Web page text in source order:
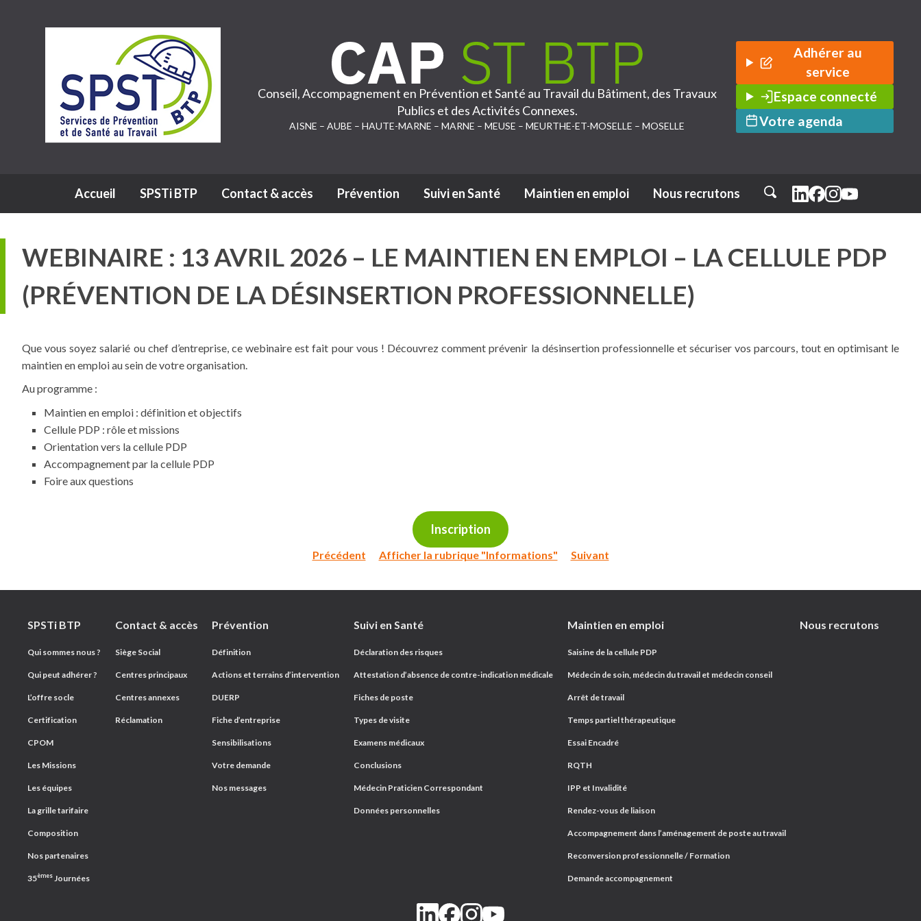
Conseil, Accompagnement en Prévention et Santé au Travail du Bâtiment, des Travaux
Publics et des Activités Connexes.
AISNE – AUBE – HAUTE-MARNE – MARNE – MEUSE – MEURTHE-ET-MOSELLE – MOSELLE
Adhérer au
service
Espace connecté
Votre agenda
Navigation principale
Passer au contenu
Accueil SPSTi BTP Contact & accès Prévention Suivi en Santé Maintien en emploi
Nous recrutons
Rechercher
WEBINAIRE : 13 AVRIL 2026 – LE MAINTIEN EN EMPLOI – LA CELLULE PDP
(PRÉVENTION DE LA DÉSINSERTION PROFESSIONNELLE)
Que vous soyez salarié ou chef d’entreprise, ce webinaire est fait pour vous ! Découvrez comment prévenir la désinsertion professionnelle et sécuriser vos parcours, tout en optimisant le
maintien en emploi au sein de votre organisation.
Au programme :
Maintien en emploi : définition et objectifs
Cellule PDP : rôle et missions
Orientation vers la cellule PDP
Accompagnement par la cellule PDP
Foire aux questions
Inscription
Précédent Afficher la rubrique "Informations" Suivant
Plan du site
SPSTi BTP
Qui sommes nous ?
Qui peut adhérer ?
L’offre socle
Certification
CPOM
Les Missions
Les équipes
La grille tarifaire
Composition
Nos partenaires
35èmes Journées
Contact & accès
Siège Social
Centres principaux
Centres annexes
Réclamation
Prévention
Définition
Actions et terrains d’intervention
DUERP
Fiche d’entreprise
Sensibilisations
Votre demande
Nos messages
Suivi en Santé
Déclaration des risques
Attestation d’absence de contre-indication médicale
Fiches de poste
Types de visite
Examens médicaux
Conclusions
Médecin Praticien Correspondant
Données personnelles
Maintien en emploi
Saisine de la cellule PDP
Médecin de soin, médecin du travail et médecin conseil
Arrêt de travail
Temps partiel thérapeutique
Essai Encadré
RQTH
IPP et Invalidité
Rendez-vous de liaison
Accompagnement dans l’aménagement de poste au travail
Reconversion professionnelle / Formation
Demande accompagnement
Nous recrutons